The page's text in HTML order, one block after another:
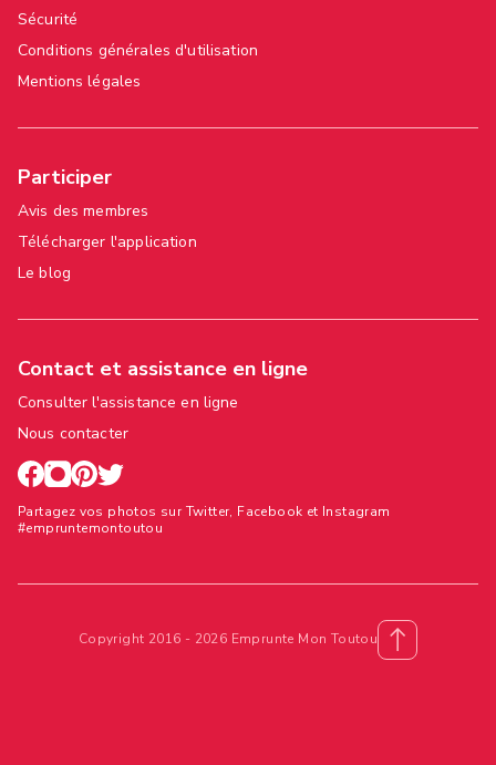
Sécurité
Conditions générales d'utilisation
Mentions légales
Participer
Avis des membres
Télécharger l'application
Le blog
Contact et assistance en ligne
Consulter l'assistance en ligne
Nous contacter
Partagez vos photos sur Twitter, Facebook et Instagram
#empruntemontoutou
Copyright 2016 - 2026 Emprunte Mon Toutou